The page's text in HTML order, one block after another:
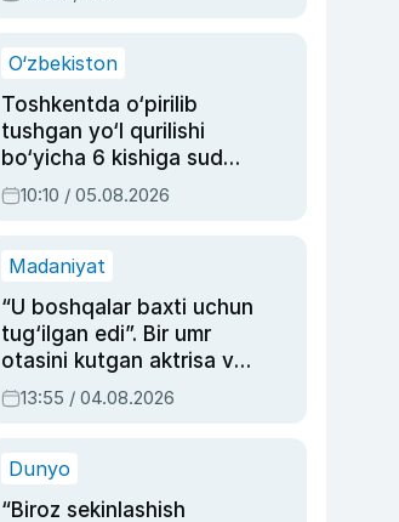
20 yilga qamaldi
O‘zbekiston
Toshkentda o‘pirilib
tushgan yo‘l qurilishi
bo‘yicha 6 kishiga sud
hukmi o‘qildi
10:10 / 05.08.2026
Madaniyat
“U boshqalar baxti uchun
tug‘ilgan edi”. Bir umr
otasini kutgan aktrisa va
dublyaj ustasi Rimma
Ahmedovaning
13:55 / 04.08.2026
Dunyo
“Biroz sekinlashish